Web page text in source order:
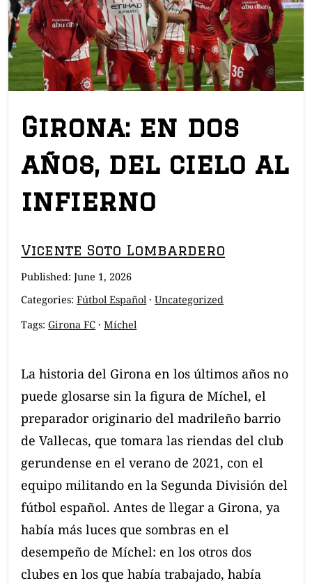
Girona: en dos
años, del cielo al
infierno
B
e
a
d
u
m
b
N
v
i
g
a
t
i
Vicente Soto Lombardero
Published:June 1, 2026
Categories:Fútbol Español·Uncategorized
Tags:Girona FC ·Míchel
La historia del Girona en los últimos años no
puede glosarse sin la figura de Míchel, el
preparador originario del madrileño barrio
de Vallecas, que tomara las riendas del club
gerundense en el verano de 2021, con el
equipo militando en la Segunda División del
fútbol español. Antes de llegar a Girona, ya
había más luces que sombras en el
desempeño de Míchel: en los otros dos
clubes en los que había trabajado, había